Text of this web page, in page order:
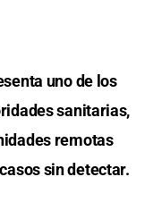
uno de los
sanitarias,
remotas
sin detectar.